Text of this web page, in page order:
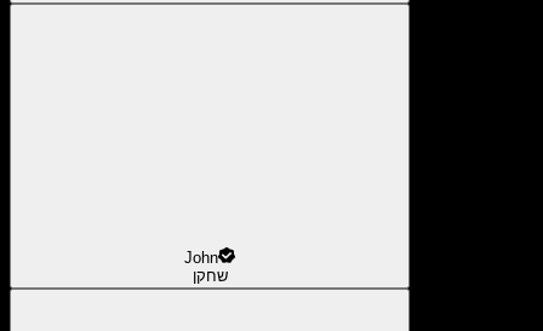
John
שחקן